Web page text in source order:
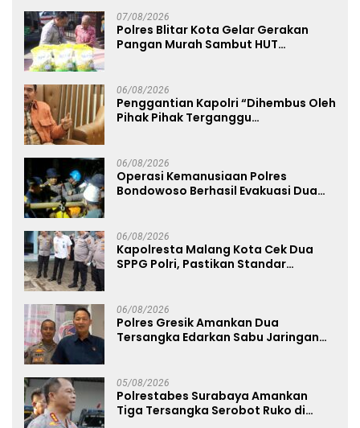
07/08/2026
Polres Blitar Kota Gelar Gerakan
Pangan Murah Sambut HUT
06/08/2026
Penggantian Kapolri “Dihembus Oleh
Pihak Pihak Terganggu
06/08/2026
Operasi Kemanusiaan Polres
Bondowoso Berhasil Evakuasi Dua
06/08/2026
Kapolresta Malang Kota Cek Dua
SPPG Polri, Pastikan Standar
06/08/2026
Polres Gresik Amankan Dua
Tersangka Edarkan Sabu Jaringan
05/08/2026
Polrestabes Surabaya Amankan
Tiga Tersangka Serobot Ruko di